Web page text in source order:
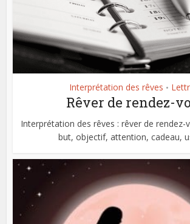
Interprétation des rêves •
Rêver de rendez-
Interprétation des rêves : rêver de rendez-
but, objectif, attention, cadeau,